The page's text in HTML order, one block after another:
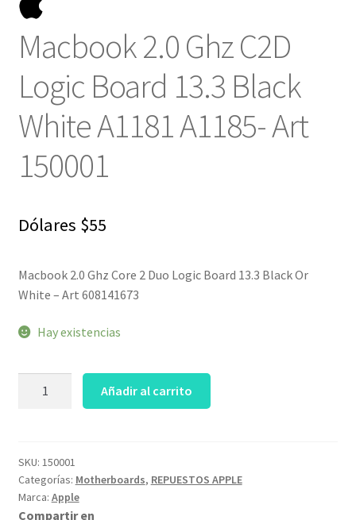
Macbook 2.0 Ghz C2D
Logic Board 13.3 Black
White A1181 A1185- Art
150001
Dólares $55
Macbook 2.0 Ghz Core 2 Duo Logic Board 13.3 Black Or
White – Art 608141673
Hay existencias
Logic
Board
13.3
Añadir al carrito
SKU: 150001
Categorías: Motherboards, REPUESTOS APPLE
Marca: Apple
Compartir en